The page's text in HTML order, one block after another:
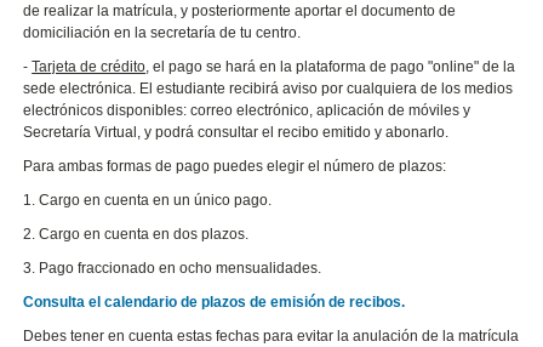
de realizar la matrícula, y posteriormente aportar el documento de
domiciliación en la secretaría de tu centro.
-Tarjeta de crédito, el pago se hará en la plataforma de pago "online" de la
sede electrónica. El estudiante recibirá aviso por cualquiera de los medios
electrónicos disponibles: correo electrónico, aplicación de móviles y
Secretaría Virtual, y podrá consultar el recibo emitido y abonarlo.
Para ambas formas de pago puedes elegir el número de plazos:
1. Cargo en cuenta en un único pago.
2. Cargo en cuenta en dos plazos.
3. Pago fraccionado en ocho mensualidades.
Consulta el calendario de plazos de emisión de recibos.
Debes tener en cuenta estas fechas para evitar la anulación de la matrícula